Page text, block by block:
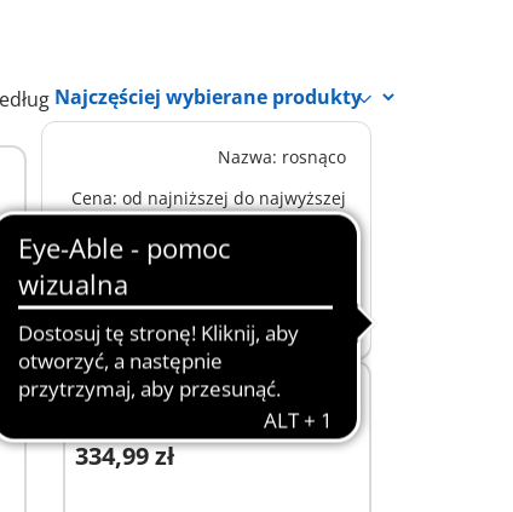
Nazwa: rosnąco
Cena: od najniższej do najwyższej
Cena: od najwyższej do najniższej
Najczęściej wybierane produkty
Nowe produkty
71495 - Turniej kucyków
134,99 zł
Dodaj do koszyka
L
71352 - Hipoterapia i lecznica
334,99 zł
Dodaj do koszyka